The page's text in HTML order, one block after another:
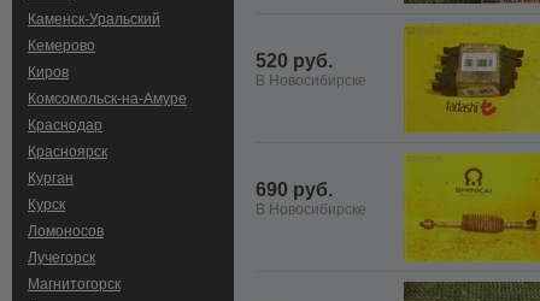
Каменск-Уральский
Кемерово
Киров
Комсомольск-на-Амуре
Краснодар
Красноярск
Курган
Курск
Ломоносов
Лучегорск
Магнитогорск
520 руб.
В Новосибирске
690 руб.
В Новосибирске